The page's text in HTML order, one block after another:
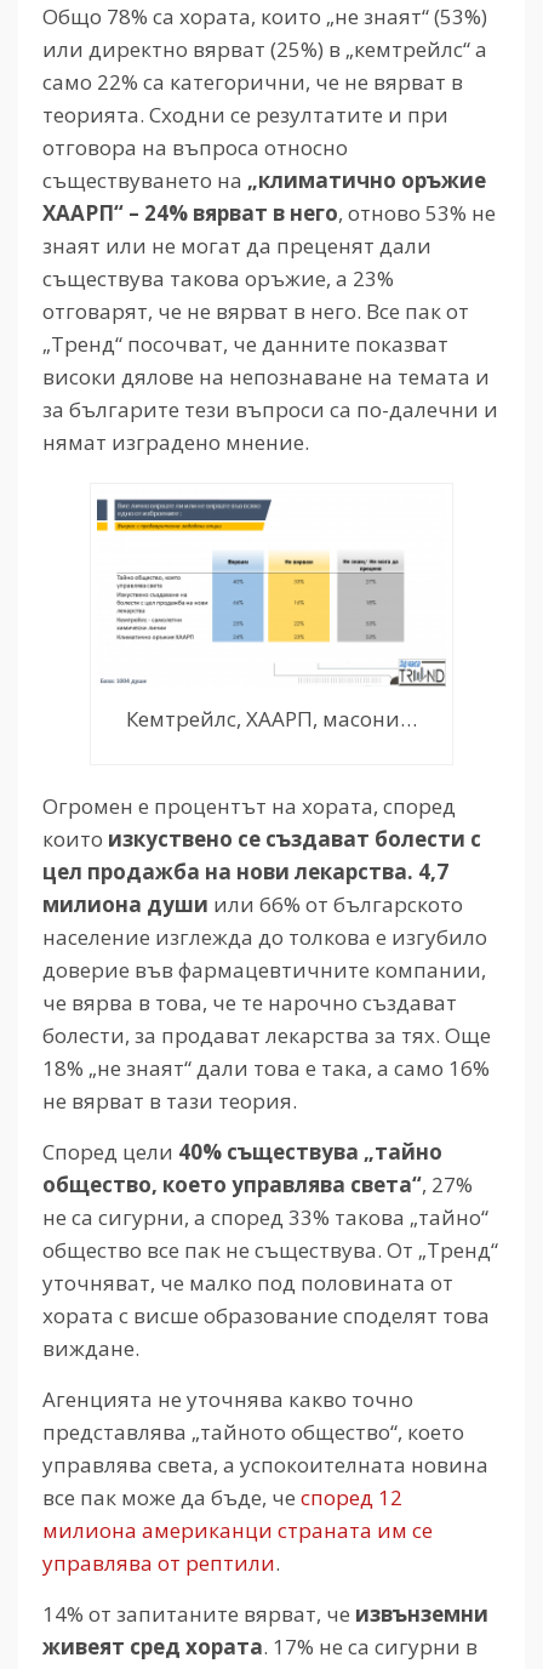
Общо 78% са хората, които „не знаят“ (53%)
или директно вярват (25%) в „кемтрейлс“ а
само 22% са категорични, че не вярват в
теорията. Сходни се резултатите и при
отговора на въпроса относно
съществуването на „климатично оръжие
ХААРП“ – 24% вярват в него, отново 53% не
знаят или не могат да преценят дали
съществува такова оръжие, а 23%
отговарят, че не вярват в него. Все пак от
„Тренд“ посочват, че данните показват
високи дялове на непознаване на темата и
за българите тези въпроси са по-далечни и
нямат изградено мнение.
Кемтрейлс, ХААРП, масони…
Огромен е процентът на хората, според
които изкуствено се създават болести с
цел продажба на нови лекарства. 4,7
милиона души или 66% от българското
население изглежда до толкова е изгубило
доверие във фармацевтичните компании,
че вярва в това, че те нарочно създават
болести, за продават лекарства за тях. Още
18% „не знаят“ дали това е така, а само 16%
не вярват в тази теория.
Според цели 40% съществува „тайно
общество, което управлява света“, 27%
не са сигурни, а според 33% такова „тайно“
общество все пак не съществува. От „Тренд“
уточняват, че малко под половината от
хората с висше образование споделят това
виждане.
Агенцията не уточнява какво точно
представлява „тайното общество“, което
управлява света, а успокоителната новина
все пак може да бъде, че според 12
милиона американци страната им се
управлява от рептили.
14% от запитаните вярват, че извънземни
живеят сред хората. 17% не са сигурни в